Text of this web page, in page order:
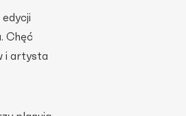
Chęć
i artysta